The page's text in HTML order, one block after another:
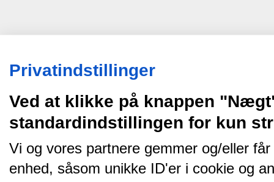
Privatindstillinger
Ved at klikke på knappen
standardindstillingen for kun
Vi og vores partnere gemmer og/eller
enhed, såsom unikke ID'er i cookie og